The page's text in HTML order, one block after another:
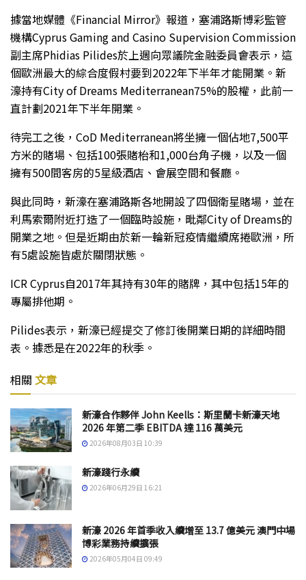
據當地媒體《Financial Mirror》報道，塞浦路斯博彩監管
機構Cyprus Gaming and Casino Supervision Commission
副主席Phidias Pilides於上週向眾議院金融委員會表示，這
個歐洲最大的綜合度假村要到2022年下半年才能開業。新
濠持有City of Dreams Mediterranean75%的股權，此前一
直計劃2021年下半年開業。
待完工之後，CoD Mediterranean將坐擁一個佔地7,500平
方米的賭場、包括100張賭枱和1,000台角子機，以及一個
擁有500間客房的5星級酒店、會展空間和餐廳。
與此同時，新濠在塞浦路斯各地開設了四個衛星賭場，並在
利馬索爾附近打造了一個臨時設施，毗鄰City of Dreams的
開業之地。但是近期由於新一輪新冠疫情繼續席捲歐洲，所
有5處設施皆處於關閉狀態。
ICR Cyprus自2017年其持有30年的賭牌，其中包括15年的
專屬排他期。
Pilides表示，新濠已經提交了修訂後開業日期的詳細時間
表。據悉是在2022年的秋季。
相關 文章
新濠合作夥伴 John Keells：斯里蘭卡新濠天地
2026 年第二季 EBITDA 達 116 萬美元
2026年08月03日 10:39
新濠踐行永續
2026年06月29日 16:21
新濠 2026 年首季收入續增至 13.7 億美元 澳門中場
博彩業務持續擴張
2026年05月04日 09:49